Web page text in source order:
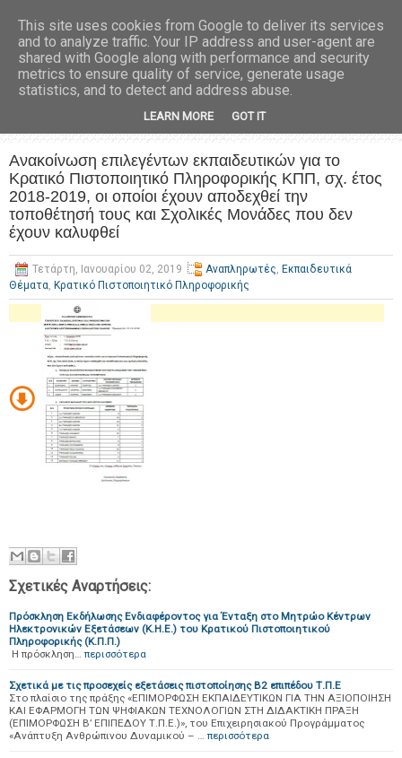
Ανακοίνωση επιλεγέντων εκπαιδευτικών για το
Κρατικό Πιστοποιητικό Πληροφορικής ΚΠΠ, σχ. έτος
2018-2019, οι οποίοι έχουν αποδεχθεί την
τοποθέτησή τους και Σχολικές Μονάδες που δεν
έχουν καλυφθεί
Τετάρτη, Ιανουαρίου 02, 2019 Αναπληρωτές, Εκπαιδευτικά
Θέματα, Κρατικό Πιστοποιητικό Πληροφορικής
Σχετικές Αναρτήσεις:
Πρόσκληση Εκδήλωσης Ενδιαφέροντος για Ένταξη στο Μητρώο Κέντρων
Ηλεκτρονικών Εξετάσεων (Κ.Η.Ε.) του Κρατικού Πιστοποιητικού
Πληροφορικής (Κ.Π.Π.)
H πρόσκληση… περισσότερα
Σχετικά με τις προσεχείς εξετάσεις πιστοποίησης Β2 επιπέδου Τ.Π.Ε
Στο πλαίσιο της πράξης «ΕΠΙΜΟΡΦΩΣΗ ΕΚΠΑΙΔΕΥΤΙΚΩΝ ΓΙΑ ΤΗΝ ΑΞΙΟΠΟΙΗΣΗ
ΚΑΙ ΕΦΑΡΜΟΓΗ ΤΩΝ ΨΗΦΙΑΚΩΝ ΤΕΧΝΟΛΟΓΙΩΝ ΣΤΗ ΔΙΔΑΚΤΙΚΗ ΠΡΑΞΗ
(ΕΠΙΜΟΡΦΩΣΗ Β’ ΕΠΙΠΕΔΟΥ Τ.Π.Ε.)», του Επιχειρησιακού Προγράμματος
«Ανάπτυξη Ανθρώπινου Δυναμικού – … περισσότερα
This site uses cookies from Google to deliver its services
and to analyze traffic. Your IP address and user-agent are
shared with Google along with performance and security
metrics to ensure quality of service, generate usage
statistics, and to detect and address abuse.
LEARN MORE GOT IT